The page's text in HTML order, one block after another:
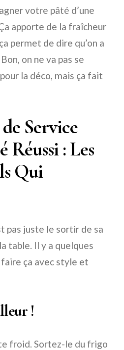
votre pâté d’une
apporte de la fraîcheur
permet de dire qu’on a
on ne va pas se
la déco, mais ça fait
Service
Réussi : Les
Qui
pas juste le sortir de sa
table. Il y a quelques
ça avec style et
!
froid. Sortez-le du frigo